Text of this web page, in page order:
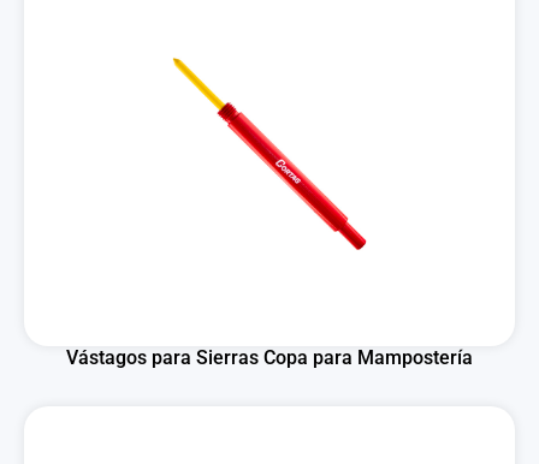
Vástagos para Sierras Copa para Mampostería